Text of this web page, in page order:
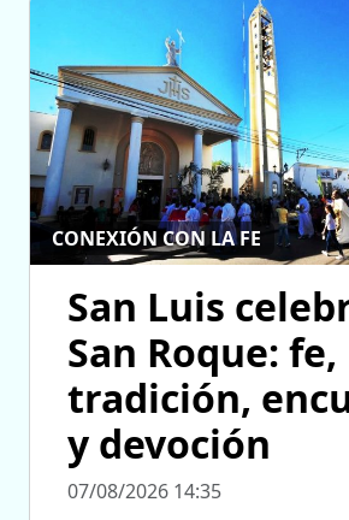
CONEXIÓN CON LA FE
San Luis
San Roque: fe,
tradición,
y devoción
07/08/2026 14:35